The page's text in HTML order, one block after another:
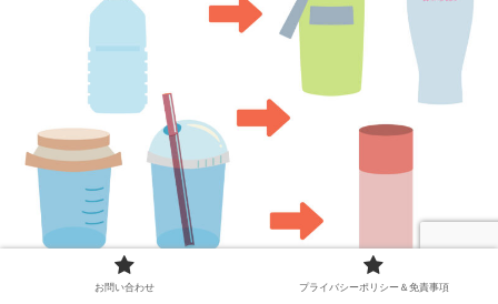
お問い合わせ プライバシーポリシー＆免責事項